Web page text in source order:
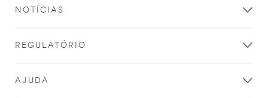
NOTÍCIAS
REGULATÓRIO
AJUDA